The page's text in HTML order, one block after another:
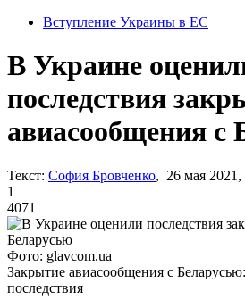
Вступление Украины в ЕС
В Украине
последствия
авиасообщения с
Текст: София Бровченко, 26 мая 2021,
1
4071
Фото: glavcom.ua
Закрытие авиасообщения с
последствия